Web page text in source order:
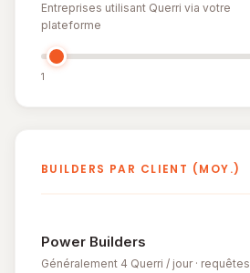
Entreprises utilisant Querri via votre
plateforme
1
BUILDERS PAR CLIENT (MOY.)
Power Builders
Généralement 4 Querri / jour · requêtes